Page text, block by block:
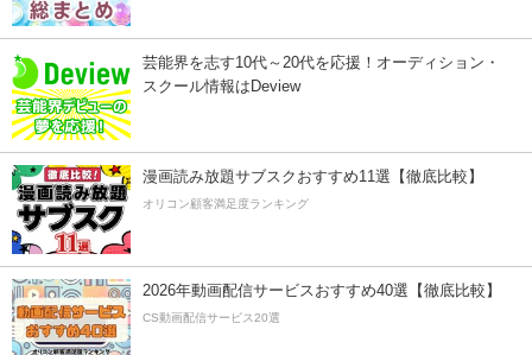
芸能界を志す10代～20代を応援！オーディション・
スクール情報はDeview
漫画読み放題サブスクおすすめ11選【徹底比較】
オリコン顧客満足度ランキング
2026年動画配信サービスおすすめ40選【徹底比較】
CS動画配信サービス20選